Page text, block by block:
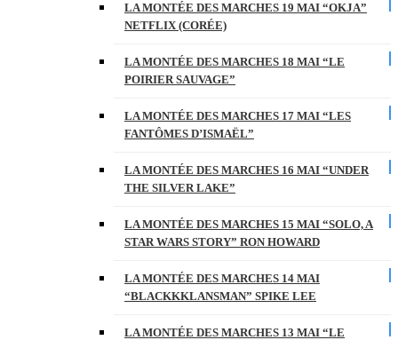
LA MONTÉE DES MARCHES 19 MAI “OKJA”
NETFLIX (CORÉE)
LA MONTÉE DES MARCHES 18 MAI “LE
POIRIER SAUVAGE”
LA MONTÉE DES MARCHES 17 MAI “LES
FANTÔMES D’ISMAËL”
LA MONTÉE DES MARCHES 16 MAI “UNDER
THE SILVER LAKE”
LA MONTÉE DES MARCHES 15 MAI “SOLO, A
STAR WARS STORY” RON HOWARD
LA MONTÉE DES MARCHES 14 MAI
“BLACKKKLANSMAN” SPIKE LEE
LA MONTÉE DES MARCHES 13 MAI “LE